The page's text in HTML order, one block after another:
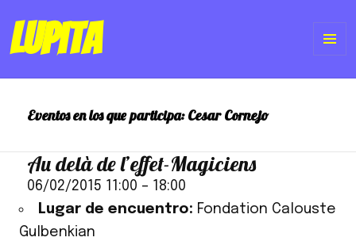
Lupita
Eventos en los que participa:Cesar Cornejo
Au delà de l’effet-Magiciens
06/02/2015 11:00 – 18:00
Lugar de encuentro: Fondation Calouste
Gulbenkian